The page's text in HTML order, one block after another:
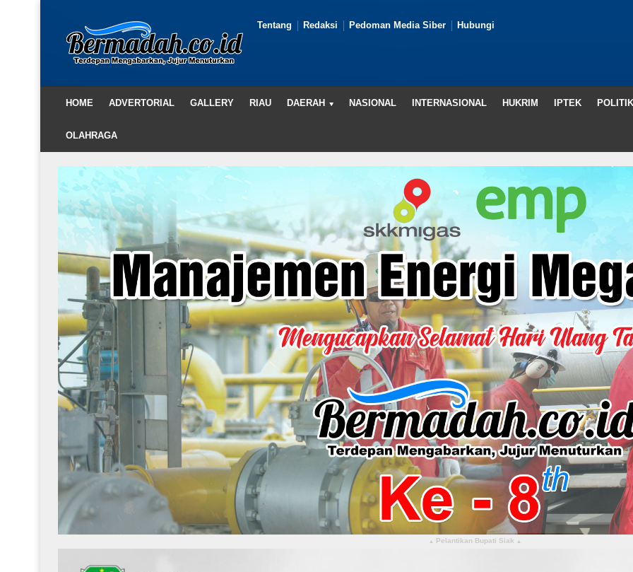
Tentang Redaksi Pedoman Media Siber Hubungi
HOME ADVERTORIAL GALLERY RIAU DAERAH NASIONAL INTERNASIONAL HUKRIM IPTEK POLITIK
OLAHRAGA
▴ Pelantikan Bupati Siak ▴